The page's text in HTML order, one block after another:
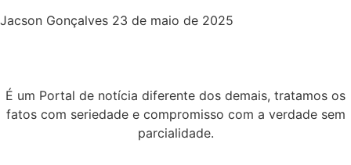
Jacson Gonçalves 23 de maio de 2025
É um Portal de notícia diferente dos demais, tratamos os
fatos com seriedade e compromisso com a verdade sem
parcialidade.